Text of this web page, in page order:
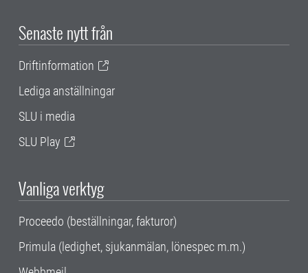
Senaste nytt från
Driftinformation
Lediga anställningar
SLU i media
SLU Play
Vanliga verktyg
Proceedo (beställningar, fakturor)
Primula (ledighet, sjukanmälan, lönespec m.m.)